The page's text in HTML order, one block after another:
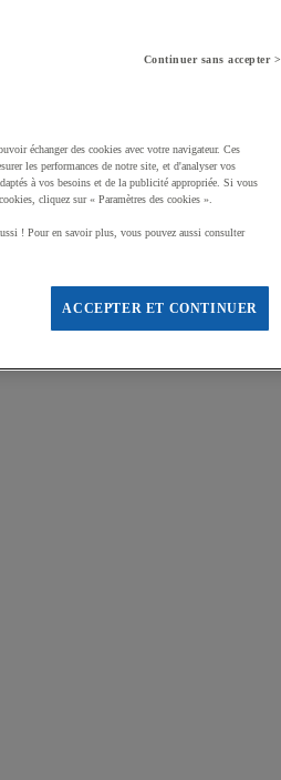
Continuer sans accepter >
échanger des cookies avec votre navigateur. Ces
les performances de notre site, et d'analyser vos
à vos besoins et de la publicité appropriée. Si vous
cliquez sur « Paramètres des cookies ».
! Pour en savoir plus, vous pouvez aussi consulter
ACCEPTER ET CONTINUER